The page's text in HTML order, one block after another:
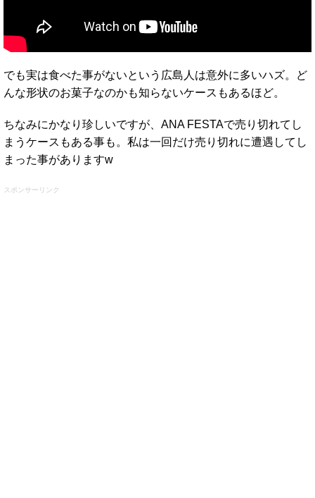
でも実は食べた事がないという広島人は意外に多いハズ。ど
んな形状のお菓子なのかも知らないケースもあるほど。
ちなみにかなり珍しいですが、ANA FESTAで売り切れてし
まうケースもある事も。私は一回だけ売り切れに遭遇してし
まった事がありますw
スポンサーリンク